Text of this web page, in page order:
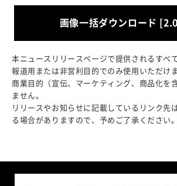
画像一括ダウンロード
本ニュースリリースページで提供されるすべ
報道用または非営利目的でのみ使用いただけま
商業目的（宣伝、マーケティング、商品化を
ません。
リリースやお知らせに記載しているリンク先
る場合がありますので、予めご了承ください。